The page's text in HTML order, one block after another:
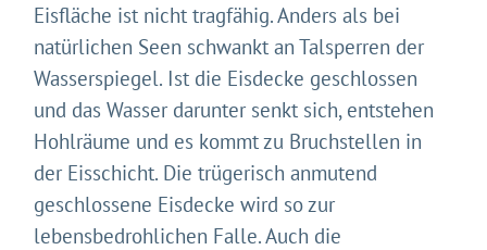
Eisfläche ist nicht tragfähig. Anders als bei
natürlichen Seen schwankt an Talsperren der
Wasserspiegel. Ist die Eisdecke geschlossen
und das Wasser darunter senkt sich, entstehen
Hohlräume und es kommt zu Bruchstellen in
der Eisschicht. Die trügerisch anmutend
geschlossene Eisdecke wird so zur
lebensbedrohlichen Falle. Auch die